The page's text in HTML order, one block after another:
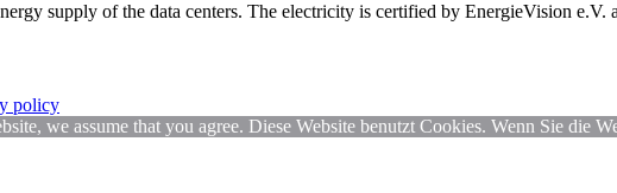
supply of the data centers. The electricity is certified by EnergieVision e.V.
policy
we assume that you agree. Diese Website benutzt Cookies. Wenn Sie die